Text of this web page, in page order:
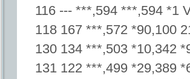
116 --- ***,594 ***,594 *1
118 167 ***,572 *90,100
130 134 ***,503 *10,342
131 122 ***,499 *29,389